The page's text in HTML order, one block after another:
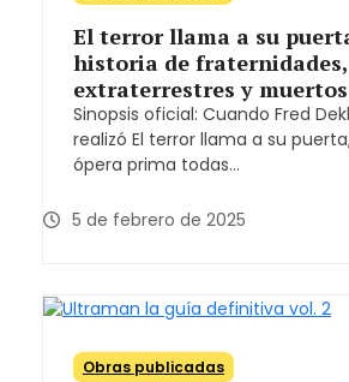
El terror llama a su
historia de fraternidades,
extraterrestres y
Sinopsis oficial: Cuando Fred
realizó El terror llama a su
ópera prima todas…
5 de febrero de 2025
Obras publicadas